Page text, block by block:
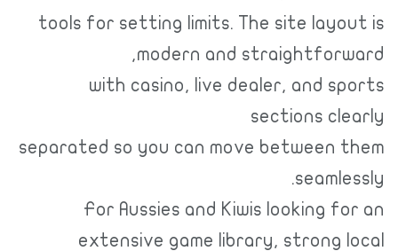
tools for setting limits. The site
modern and
with casino, live dealer, and
sections
separated so you can move
For Aussies and Kiwis looking
extensive game library,